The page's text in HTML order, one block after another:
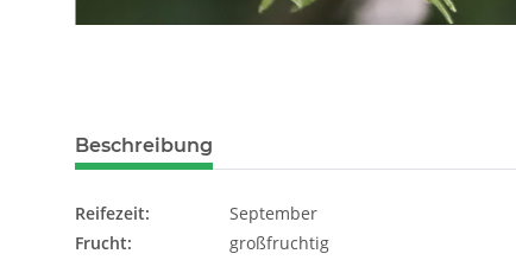
Beschreibung
Reifezeit:
September
Frucht:
großfruchtig